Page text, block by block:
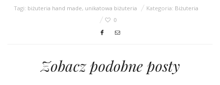
Tagi: biżuteria hand made, unikatowa biżuteria Kategoria: Biżuteria
0
Zobacz podobne posty